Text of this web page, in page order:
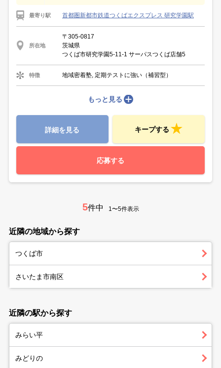
最寄り駅 首都圏新都市鉄道つくばエクスプレス 研究学園駅
所在地
〒305-0817
茨城県
つくば市研究学園5-11-1 サーパスつくば店舗5
特徴 地域密着塾, 定期テストに強い（補習型）
もっと見る
詳細を見る キープする
応募する
5件中 1〜5件表示
近隣の地域から探す
つくば市
さいたま市南区
近隣の駅から探す
みらい平
みどりの